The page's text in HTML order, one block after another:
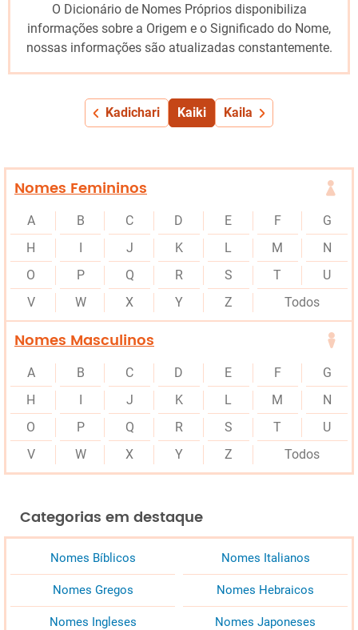
O Dicionário de Nomes Próprios disponibiliza
informações sobre a Origem e o Significado do Nome,
nossas informações são atualizadas constantemente.
Kadichari Kaiki Kaila
Nomes Femininos
A B C D E F
G
H
I J K L M
N
O
P Q R S T
U
V
W X Y Z Todos
Nomes Masculinos
A B C D E F
G
H
I J K L M
N
O
P Q R S T
U
V
W X Y Z Todos
Categorias em destaque
Nomes Bíblicos Nomes Italianos
Nomes Gregos Nomes Hebraicos
Nomes Ingleses Nomes Japoneses